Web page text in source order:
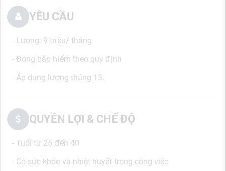
YÊU CẦU
- Lương: 9 triệu/ tháng
- Đóng bảo hiểm theo quy định
- Áp dụng lương tháng 13.
QUYỀN LỢI & CHẾ ĐỘ
- Tuổi từ 25 đến 40
- Có sức khỏe và nhiệt huyết trong công việc